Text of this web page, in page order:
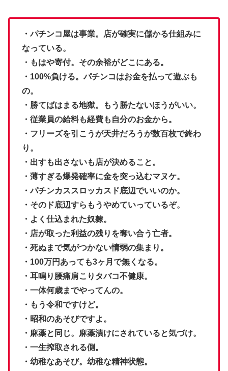
・パチンコ屋は事業。店が確実に儲かる仕組みに
なっている。
・もはや寄付。その余裕がどこにある。
・100%負ける。パチンコはお金を払って遊ぶも
の。
・勝てばはまる地獄。もう勝たないほうがいい。
・従業員の給料も経費も自分のお金から。
・フリーズを引こうが天井だろうが数百枚で終わ
り。
・出すも出さないも店が決めること。
・薄すぎる爆発確率に金を突っ込むマヌケ。
・パチンカススロッカスド底辺でいいのか。
・そのド底辺すらもうやめていっているぞ。
・よく仕込まれた奴隷。
・店が取った利益の残りを奪い合う亡者。
・死ぬまで気がつかない情弱の集まり。
・100万円あっても3ヶ月で無くなる。
・耳鳴り腰痛肩こりタバコ不健康。
・一体何歳までやってんの。
・もう令和ですけど。
・昭和のあそびですよ。
・麻薬と同じ。麻薬漬けにされていると気づけ。
・一生搾取される側。
・幼稚なあそび。幼稚な精神状態。